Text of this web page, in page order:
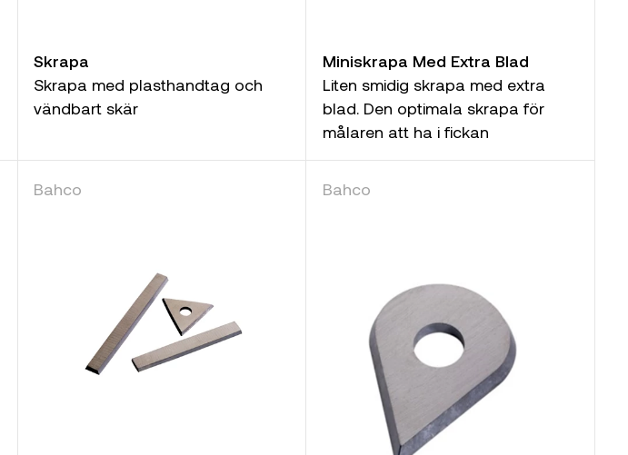
Skrapa
Skrapa med plasthandtag och
vändbart skär
Miniskrapa Med Extra Blad
Liten smidig skrapa med extra
blad. Den optimala skrapa för
målaren att ha i fickan
Bahco Bahco